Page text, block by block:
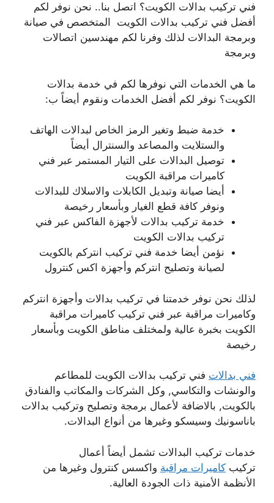
فني تركيب بدالات الكويت؟ اتصل بنا.. نحن نوفر لكم
أفضل فني تركيب بدالات الكويت المتخصص في صيانة
وبرمجة البدالات لذلك وفرنا لكم مهندسين اتصالات
وبرمجة
ما هي الخدمات التي نوفرها لكم في خدمة بدالات
الكويت؟ نوفر لكم أفضل الخدمات ونقوم أيضاً ب:
خدمة ضبط وتغير الرمز الخاص لبدالات الهاتف
والستلايت والمصاعد والسنترال أيضاً
توصيل البدالات على التيار المستمر عبر فني
كاميرات مراقبة الكويت
أيضا صيانة وتبديل الكابلات والاسلاك للبدالات
ونوفر كافة قطع الغيار وبأسعار رخيصة
خدمة تركيب بدالات لأجهزة الفاكس عبر فني
تركيب بدالات الكويت
نؤمن أيضا خدمة فني تركيب انتركم بالكويت
لصيانة وتصليح انتركم وأجهزة اكس كنترول
لذلك نحن نوفر خدمتنا في تركيب بدالات وأجهزة انتركم
وكاميرات مراقبة عبر فني تركيب كاميرات مراقبة
الكويت بخبرة عالية ولمختلف مناطق الكويت وبأسعار
رخيصة
فني بدالات فني تركيب بدالات الكويت للمطاعم
والونشات والتكاسي, وكل الشركات والمكاتب والفنادق
بالكويت, بالاضافة لأعمال برمجة وتصليح وتركيب بدالات
باناسونيك وسيسكو وغيرها من أنواع البدالات.
خدمات تركيب البدالات تشمل أيضاً أعمال
تركيب كاميرات مراقبة واكسس كنترول وغيرها من
الأنظمة الأمنية ذات الجودة العالية.